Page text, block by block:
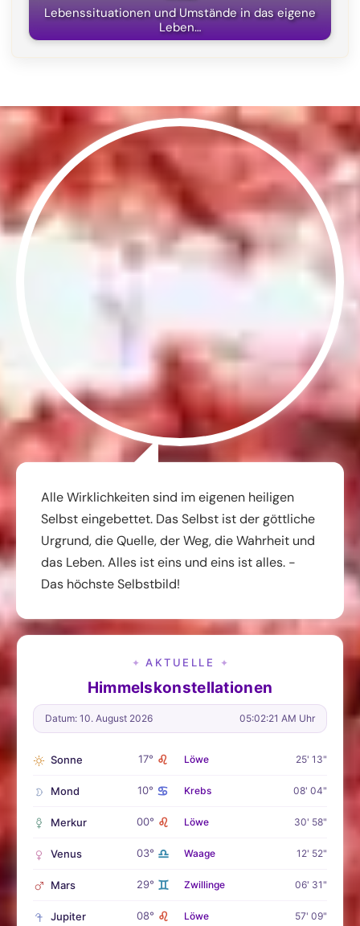
Lebenssituationen und Umstände in das eigene
Leben…
Alle Wirklichkeiten sind im eigenen heiligen
Selbst eingebettet. Das Selbst ist der göttliche
Urgrund, die Quelle, der Weg, die Wahrheit und
das Leben. Alles ist eins und eins ist alles. -
Das höchste Selbstbild!
✦ AKTUELLE ✦
Himmelskonstellationen
Datum: 10. August 2026 05:02:22 AM Uhr
Sonne 17° ♌ Löwe 25' 13"
Mond 10° ♋ Krebs 08' 04"
Merkur 00° ♌ Löwe 30' 58"
Venus 03° ♎ Waage 12' 52"
Mars 29° ♊ Zwillinge 06' 31"
Jupiter 08° ♌ Löwe 57' 09"